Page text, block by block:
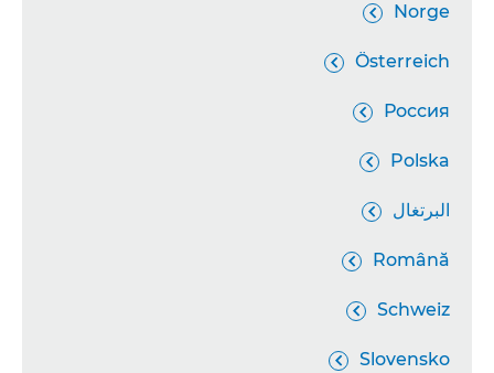
Norge

Österreich

Россия

Polska

البرتغال 
Română

Schweiz

Slovensko
